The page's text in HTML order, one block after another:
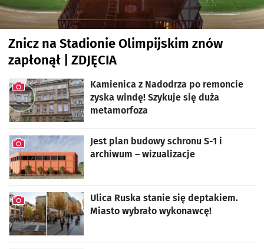
Znicz na Stadionie Olimpijskim znów
zapłonął | ZDJĘCIA
Kamienica z Nadodrza po remoncie
zyska windę! Szykuje się duża
metamorfoza
Jest plan budowy schronu S-1 i
archiwum – wizualizacje
Ulica Ruska stanie się deptakiem.
Miasto wybrało wykonawcę!